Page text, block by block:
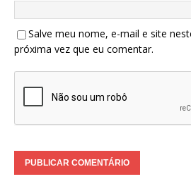
Salve meu nome, e-mail e site
próxima vez que eu comentar.